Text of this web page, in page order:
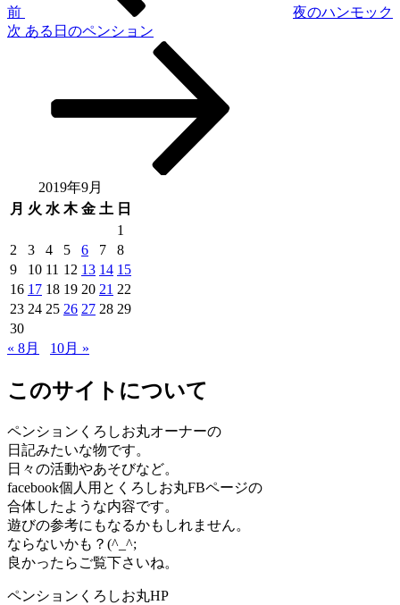
ゲ
ー
前
夜のハンモック
次
次 ある日のペンション
2019年9月
月 火 水 木 金 土 日
1
2
3 4 5 6 7
8
9
10 11 12 13 14 15
16 17 18 19 20 21 22
23 24 25 26 27 28 29
30
« 8月
10月 »
このサイトについて
ペンションくろしお丸オーナーの
日記みたいな物です。
日々の活動やあそびなど。
facebook個人用とくろしお丸FBページの
合体したような内容です。
遊びの参考にもなるかもしれません。
ならないかも？(^_^;
良かったらご覧下さいね。
ペンションくろしお丸HP